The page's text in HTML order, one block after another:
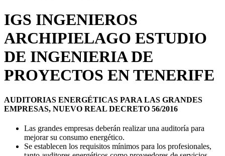
IGS INGENIEROS
ARCHIPIELAGO ESTUDIO
DE INGENIERIA DE
PROYECTOS EN TENERIFE
AUDITORIAS ENERGÉTICAS PARA LAS GRANDES
EMPRESAS, NUEVO REAL DECRETO 56/2016
Las grandes empresas deberán realizar una auditoría para
mejorar su consumo energético.
Se establecen los requisitos mínimos para los profesionales,